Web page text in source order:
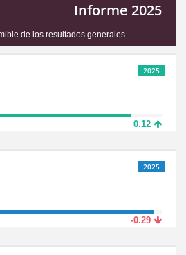
Informe 2025
de los resultados generales
2025
0.12
2025
-0.29